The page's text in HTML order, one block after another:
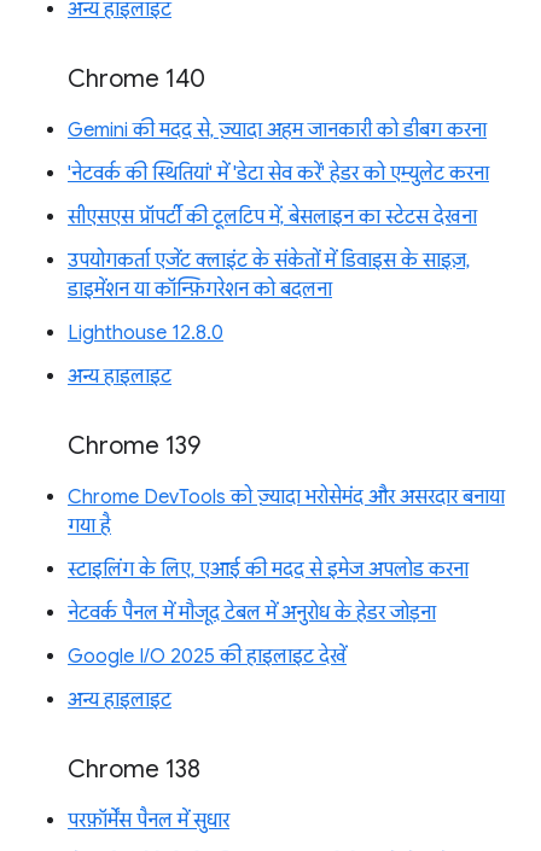
अन्य हाइलाइट
Chrome 140
Gemini की मदद से, ज़्यादा अहम जानकारी को डीबग करना
'नेटवर्क की स्थितियां' में 'डेटा सेव करें' हेडर को एम्युलेट करना
सीएसएस प्रॉपर्टी की टूलटिप में, बेसलाइन का स्टेटस देखना
उपयोगकर्ता एजेंट क्लाइंट के संकेतों में डिवाइस के साइज़,
डाइमेंशन या कॉन्फ़िगरेशन को बदलना
Lighthouse 12.8.0
अन्य हाइलाइट
Chrome 139
Chrome DevTools को ज़्यादा भरोसेमंद और असरदार बनाया
गया है
स्टाइलिंग के लिए, एआई की मदद से इमेज अपलोड करना
नेटवर्क पैनल में मौजूद टेबल में अनुरोध के हेडर जोड़ना
Google I/O 2025 की हाइलाइट देखें
अन्य हाइलाइट
Chrome 138
परफ़ॉर्मेंस पैनल में सुधार